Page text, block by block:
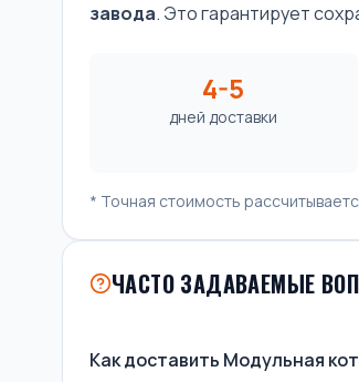
завода. Это гарантирует
4-5
дней доставки
* Точная стоимость
ЧАСТО ЗАДАВАЕМЫЕ
Как доставить Модульная